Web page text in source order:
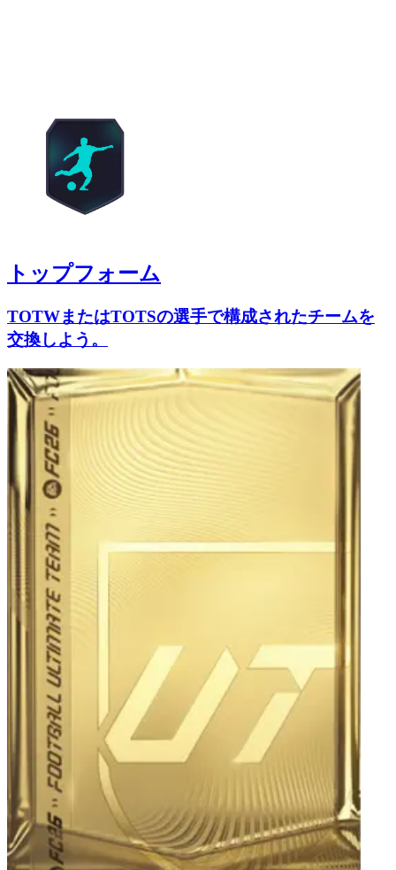
トップフォーム
TOTWまたはTOTSの選手で構成されたチームを
交換しよう。